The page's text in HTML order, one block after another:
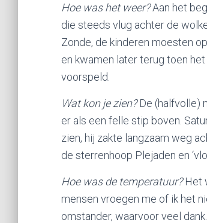
Hoe was het weer?Aan het
die steeds vlug achter de
Zonde, de kinderen moesten
en kwamen later terug toen
voorspeld.
Wat kon je zien?De (halfvolle)
er als een felle stip boven.
zien, hij zakte langzaam weg
de sterrenhoop Plejaden en
Hoe was de temperatuur?Het
mensen vroegen me of ik het
omstander, waarvoor veel